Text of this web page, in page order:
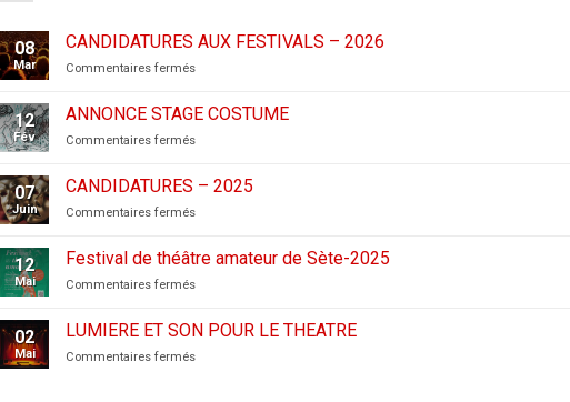
08
Mar
CANDIDATURES AUX FESTIVALS – 2026
Commentaires ferméssur
AUX
FESTIVALS
–
12
Fév
ANNONCE STAGE COSTUME
Commentaires ferméssur
STAGE
COSTUME
07
Juin
CANDIDATURES – 2025
Commentaires ferméssur
2025
12
Mai
Festival de théâtre amateur de Sète-2025
Commentaires ferméssur
de
théâtre
amateur
02
Mai
LUMIERE ET SON POUR LE THEATRE
Commentaires ferméssur